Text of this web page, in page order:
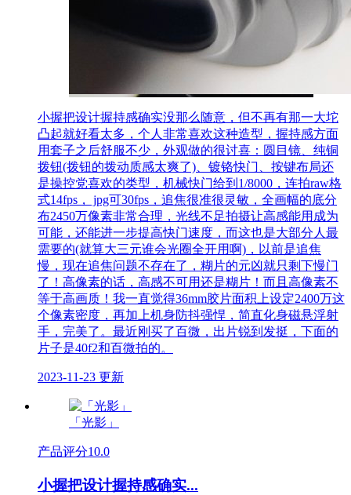
小握把设计握持感确实没那么随意，但不再有那一大坨
凸起就好看太多，个人非常喜欢这种造型，握持感方面
用套子之后舒服不少，外观做的很讨喜：圆目镜、纯铜
拨钮(拨钮的拨动质感太爽了)、镀铬快门、按键布局还
是操控党喜欢的类型，机械快门给到1/8000，连拍raw格
式14fps， jpg可30fps，追焦很准很灵敏，全画幅的底分
布2450万像素非常合理，光线不足拍摄让高感能用成为
可能，还能进一步提高快门速度，而这也是大部分人最
需要的(就算大三元谁会光圈全开用啊)，以前是追焦
慢，现在追焦问题不存在了，糊片的元凶就只剩下慢门
了！高像素的话，高感不可用还是糊片！而且高像素不
等于高画质！我一直觉得36mm胶片面积上设定2400万这
个像素密度，再加上机身防抖强悍，简直化身磁悬浮射
手，完美了。最近刚买了百微，出片锐到发挺，下面的
片子是40f2和百微拍的。
2023-11-23 更新
「光影」
产品评分10.0
小握把设计握持感确实...